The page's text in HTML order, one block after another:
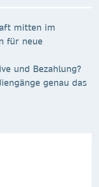
mitten im
für neue
und Bezahlung?
genau das